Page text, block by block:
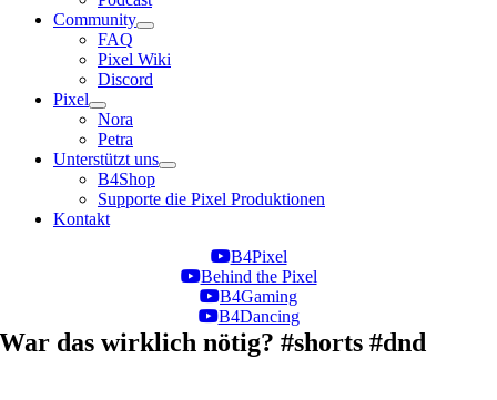
Community
FAQ
Pixel Wiki
Discord
Pixel
Nora
Petra
Unterstützt uns
B4Shop
Supporte die Pixel Produktionen
Kontakt
B4Pixel
Behind the Pixel
B4Gaming
B4Dancing
War das wirklich nötig? #shorts #dnd